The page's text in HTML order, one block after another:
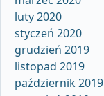
luty 2020
styczeń 2020
grudzień 2019
listopad 2019
październik 2019